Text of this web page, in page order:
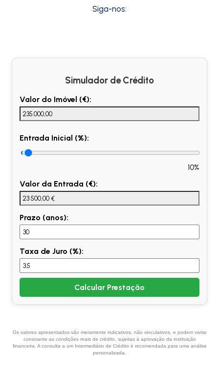
Siga-nos:
Simulador de Crédito
Valor do Imóvel (€):
Entrada Inicial (%):
10%
Valor da Entrada (€):
Prazo (anos):
Taxa de Juro (%):
Calcular Prestação
Os valores apresentados são meramente indicativos, não vinculativos, e podem variar
consoante as condições reais de crédito, sujeitas à aprovação da instituição
financeira. A consulta a um Intermediário de Crédito é recomendada para uma análise
personalizada.